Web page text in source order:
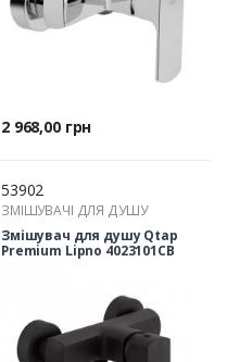
Ціна
2 968,00 грн
53902
ЗМІШУВАЧІ ДЛЯ ДУШУ
Змішувач для душу Qtap
Premium Lipno 4023101CB